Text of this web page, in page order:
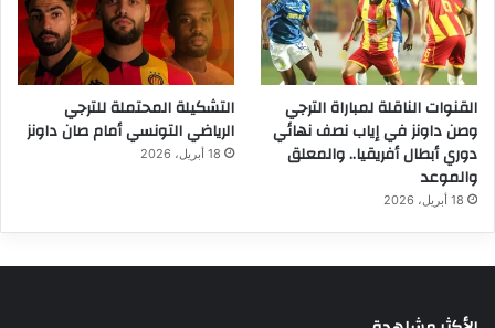
القنوات الناقلة لمباراة الترجي
وصن داونز في إياب نصف نهائي
دوري أبطال أفريقيا.. والمعلق
والموعد
18 أبريل، 2026
التشكيلة المحتملة للترجي
الرياضي التونسي أمام صان داونز
18 أبريل، 2026